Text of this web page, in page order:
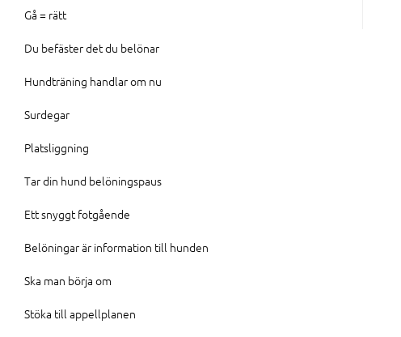
Gå = rätt
Du befäster det du belönar
Hundträning handlar om nu
Surdegar
Platsliggning
Tar din hund belöningspaus
Ett snyggt fotgående
Belöningar är information till hunden
Ska man börja om
Stöka till appellplanen